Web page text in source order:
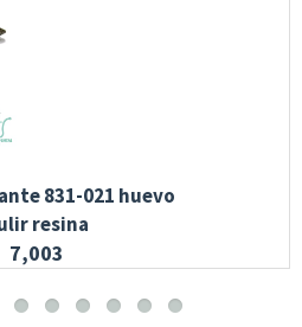
831-021 huevo
resina
7,003